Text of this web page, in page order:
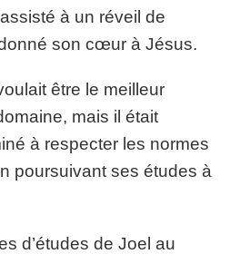
à un réveil de
son cœur à Jésus.
être le meilleur
mais il était
à respecter les normes
poursuivant ses études à
d’études de Joel au